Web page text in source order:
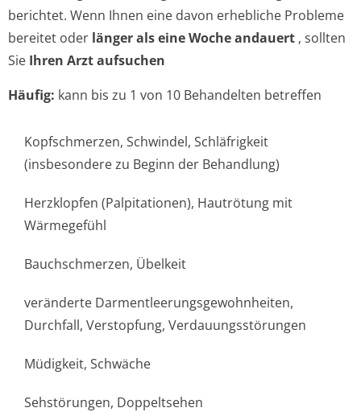
berichtet. Wenn Ihnen eine davon erhebliche Probleme
bereitet oder länger als eine Woche andauert , sollten
Sie Ihren Arzt aufsuchen
Häufig: kann bis zu 1 von 10 Behandelten betreffen
Kopfschmerzen, Schwindel, Schläfrigkeit
(insbesondere zu Beginn der Behandlung)
Herzklopfen (Palpitationen), Hautrötung mit
Wärmegefühl
Bauchschmerzen, Übelkeit
veränderte Darmentleerun­gsgewohnheiten,
Durchfall, Verstopfung, Verdauungsstörungen
Müdigkeit, Schwäche
Sehstörungen, Doppeltsehen